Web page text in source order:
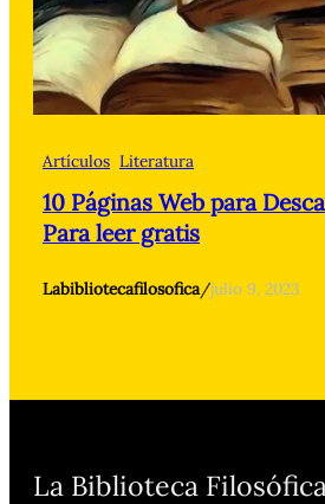
Artículos Literatura
10 Páginas Web para
Para leer gratis
Labibliotecafilosofica/julio 9, 2023
La Biblioteca